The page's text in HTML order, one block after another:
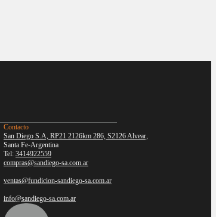
Contacto
San Diego S.A, RP21 2126km 286, S2126 Alvear,
Santa Fe-Argentina
Tel: 3414922559
compras@sandiego-sa.com.ar
ventas@fundicion-sandiego-sa.com.ar
info@sandiego-sa.com.ar